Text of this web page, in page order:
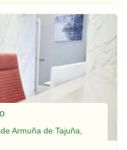
Armuña de Tajuña,